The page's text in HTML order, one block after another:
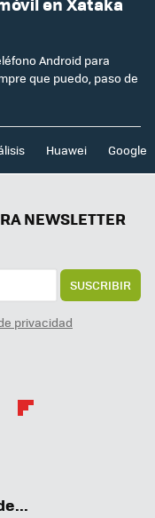
Android para
que puedo, paso de
Huawei Google
NEWSLETTER
SUSCRIBIR
privacidad